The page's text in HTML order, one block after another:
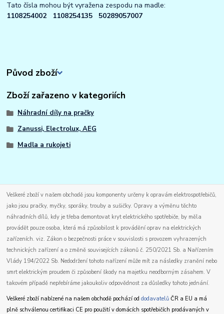
Tato čísla mohou být vyražena zespodu na madle:
1108254002 1108254135 50289057007
Původ zboží
Zboží zařazeno v kategoriích
Náhradní díly na pračky
Zanussi, Electrolux, AEG
Madla a rukojeti
Veškeré zboží v našem obchodě jsou komponenty určeny k opravám elektrospotřebičů,
jako jsou pračky, myčky, sporáky, trouby a sušičky. Opravy a výměnu těchto
náhradních dílů, kdy je třeba demontovat kryt elektrického spotřebiče, by měla
provádět pouze osoba, která má způsobilost k provádění oprav na elektrických
zařízeních. viz. Zákon o bezpečnosti práce v souvislosti s provozem vyhrazených
technických zařízení a o změně souvisejících zákonů č. 250/2021 Sb. a Nařízením
Vlády 194/2022 Sb. Nedodržení tohoto nařízení může mít za následky zranění nebo
smrt elektrickým proudem či způsobení škody na majetku neodborným zásahem. V
takovém případě nepřebíráme jakoukoliv odpovědnost za důsledky tohoto jednání.
Veškeré zboží nabízené na našem obchodě pochází oddodavatelů ČR a EU a má
plně schválenou certifikaci CE pro použití v domácích spotřebičích prodávaných v